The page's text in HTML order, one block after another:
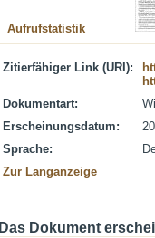
Aufrufstatistik
Zitierfähiger Link (URI):
Dokumentart:
Erscheinungsdatum:
Sprache:
Zur Langanzeige
Das Dokument